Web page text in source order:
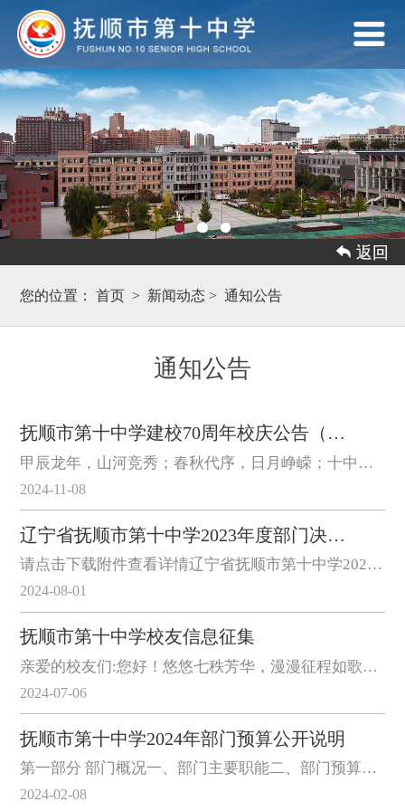
 返回
您的位置： 首页 > 新闻动态 > 通知公告
通知公告
抚顺市第十中学建校70周年校庆公告（一）
甲辰龙年，山河竞秀；春秋代序，日月峥嵘；十中校园，翰墨幽香；七秩芳华，盛世相约。东方绿洲，揽尽物华；四季杏坛，广布德泽。1954年，抚顺十中开启了教学育人之路。70载流金岁月，几代十中人矢志不渝，躬耕不辍，...
2024-11-08
辽宁省抚顺市第十中学2023年度部门决算公开
请点击下载附件查看详情辽宁省抚顺市第十中学2023年度部门决算公开.pdf
2024-08-01
抚顺市第十中学校友信息征集
亲爱的校友们:您好！悠悠七秩芳华，漫漫征程如歌。抚顺市第十中学即将迎来建校七十周年的盛大时刻，这是我们共同的荣耀和回忆。为进一步完善校友信息，加强校友联系，凝聚校友力量，促进母校与各地校友的广泛沟通与...
2024-07-06
抚顺市第十中学2024年部门预算公开说明
第一部分 部门概况一、部门主要职能二、部门预算单位构成第二部分2024年部门预算表一、2024年收支预算总表二、2024年收入预算总表三、2024年支出预算总表四、2024年财政拨款收支预算总表五、2024年一般公共预算支出...
2024-02-08